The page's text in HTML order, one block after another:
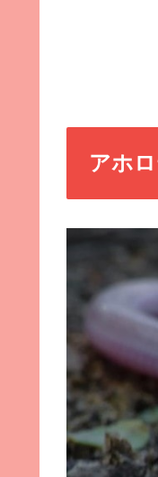
アホ